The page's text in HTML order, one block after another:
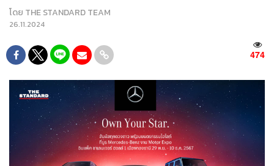
โดย THE STANDARD TEAM
26.11.2024
474